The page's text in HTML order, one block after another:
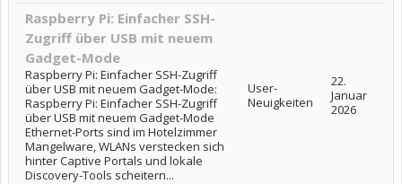
Raspberry Pi: Einfacher SSH-
Zugriff über USB mit neuem
Gadget-Mode
Raspberry Pi: Einfacher SSH-Zugriff
über USB mit neuem Gadget-Mode:
Raspberry Pi: Einfacher SSH-Zugriff
über USB mit neuem Gadget-Mode
Ethernet-Ports sind im Hotelzimmer
Mangelware, WLANs verstecken sich
hinter Captive Portals und lokale
Discovery-Tools scheitern...
User-
Neuigkeiten
22.
Januar
2026